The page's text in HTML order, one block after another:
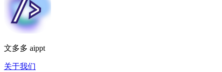
文多多 aippt
关于我们